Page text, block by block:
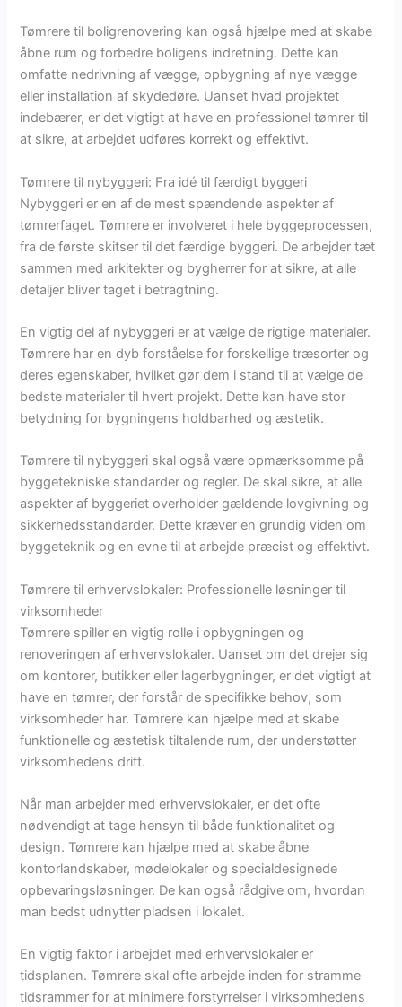
Tømrere til boligrenovering kan også hjælpe med at skabe
åbne rum og forbedre boligens indretning. Dette kan
omfatte nedrivning af vægge, opbygning af nye vægge
eller installation af skydedøre. Uanset hvad projektet
indebærer, er det vigtigt at have en professionel tømrer til
at sikre, at arbejdet udføres korrekt og effektivt.
Tømrere til nybyggeri: Fra idé til færdigt byggeri
Nybyggeri er en af de mest spændende aspekter af
tømrerfaget. Tømrere er involveret i hele byggeprocessen,
fra de første skitser til det færdige byggeri. De arbejder tæt
sammen med arkitekter og bygherrer for at sikre, at alle
detaljer bliver taget i betragtning.
En vigtig del af nybyggeri er at vælge de rigtige materialer.
Tømrere har en dyb forståelse for forskellige træsorter og
deres egenskaber, hvilket gør dem i stand til at vælge de
bedste materialer til hvert projekt. Dette kan have stor
betydning for bygningens holdbarhed og æstetik.
Tømrere til nybyggeri skal også være opmærksomme på
byggetekniske standarder og regler. De skal sikre, at alle
aspekter af byggeriet overholder gældende lovgivning og
sikkerhedsstandarder. Dette kræver en grundig viden om
byggeteknik og en evne til at arbejde præcist og effektivt.
Tømrere til erhvervslokaler: Professionelle løsninger til
virksomheder
Tømrere spiller en vigtig rolle i opbygningen og
renoveringen af erhvervslokaler. Uanset om det drejer sig
om kontorer, butikker eller lagerbygninger, er det vigtigt at
have en tømrer, der forstår de specifikke behov, som
virksomheder har. Tømrere kan hjælpe med at skabe
funktionelle og æstetisk tiltalende rum, der understøtter
virksomhedens drift.
Når man arbejder med erhvervslokaler, er det ofte
nødvendigt at tage hensyn til både funktionalitet og
design. Tømrere kan hjælpe med at skabe åbne
kontorlandskaber, mødelokaler og specialdesignede
opbevaringsløsninger. De kan også rådgive om, hvordan
man bedst udnytter pladsen i lokalet.
En vigtig faktor i arbejdet med erhvervslokaler er
tidsplanen. Tømrere skal ofte arbejde inden for stramme
tidsrammer for at minimere forstyrrelser i virksomhedens